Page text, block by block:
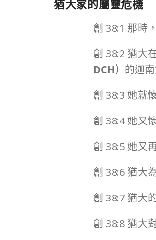
猶大家的屬靈危機
創 38:1 那時
創 38:2 猶大
DCH） 的迦
創 38:3 她就
創 38:4 她又
創 38:5 她又
創 38:6 猶大
創 38:7 猶大
創 38:8 猶大